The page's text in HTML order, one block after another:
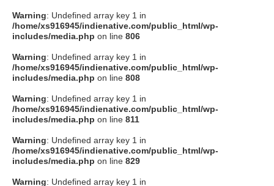
Warning: Undefined array key 1 in
/home/xs916945/indienative.com/public_html/wp-
includes/media.php on line 806
Warning: Undefined array key 1 in
/home/xs916945/indienative.com/public_html/wp-
includes/media.php on line 808
Warning: Undefined array key 1 in
/home/xs916945/indienative.com/public_html/wp-
includes/media.php on line 811
Warning: Undefined array key 1 in
/home/xs916945/indienative.com/public_html/wp-
includes/media.php on line 829
Warning: Undefined array key 1 in